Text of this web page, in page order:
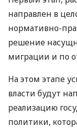
направлен в
нормативно-
решение
миграции и по
На этом этапе
власти будут
реализацию
политики,